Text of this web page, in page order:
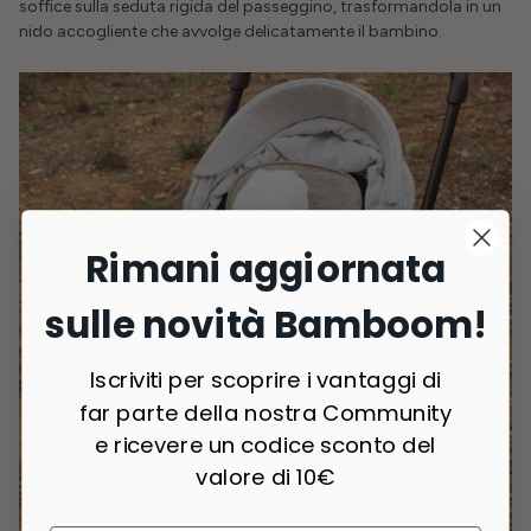
soffice sulla seduta rigida del passeggino, trasformandola in un
nido accogliente che avvolge delicatamente il bambino.
Rimani aggiornata
sulle novità Bamboom!
Iscriviti per scoprire i vantaggi di
far parte della nostra Community
e ricevere un codice sconto del
valore di 10€